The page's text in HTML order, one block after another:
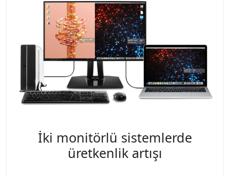
İki monitörlü sistemlerde
üretkenlik artışı